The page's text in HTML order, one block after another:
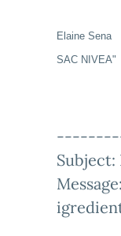
Elaine Sena
SAC NIVEA"
Subject: